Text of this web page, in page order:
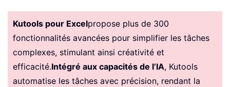
Kutools pour Excelpropose plus de 300
fonctionnalités avancées pour simplifier les tâches
complexes, stimulant ainsi créativité et
efficacité.Intégré aux capacités de l’IA, Kutools
automatise les tâches avec précision, rendant la